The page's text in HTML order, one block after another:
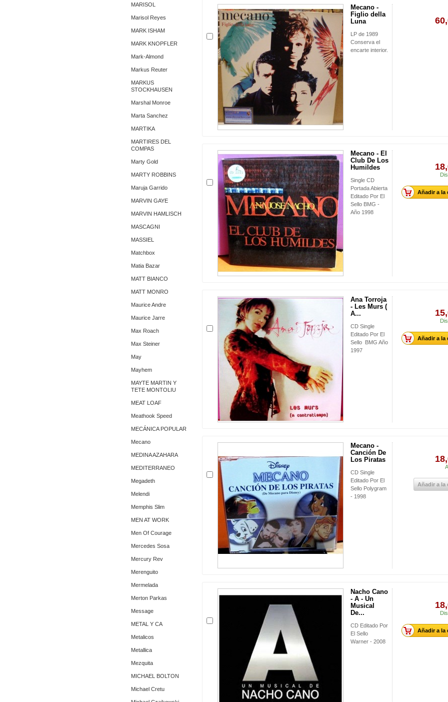
MARISOL
Marisol Reyes
MARK ISHAM
MARK KNOPFLER
Mark-Almond
Markus Reuter
MARKUS
STOCKHAUSEN
Marshal Monroe
Marta Sanchez
MARTIKA
MARTIRES DEL
COMPAS
Marty Gold
MARTY ROBBINS
Maruja Garrido
MARVIN GAYE
MARVIN HAMLISCH
MASCAGNI
MASSIEL
Matchbox
Matia Bazar
MATT BIANCO
MATT MONRO
Maurice Andre
Maurice Jarre
Max Roach
Max Steiner
May
Mayhem
MAYTE MARTIN Y
TETE MONTOLIU
MEAT LOAF
Meathook Speed
MECÁNICA POPULAR
Mecano
MEDINA AZAHARA
MEDITERRANEO
Megadeth
Melendi
Memphis Slim
MEN AT WORK
Men Of Courage
Mercedes Sosa
Mercury Rev
Merenguito
Mermelada
Merton Parkas
Message
METAL Y CA
Metalicos
Metallica
Mezquita
MICHAEL BOLTON
Michael Cretu
Mecano -
Figlio della
Luna
LP de 1989
Conserva el
encarte interior.
Mecano - El
Club De Los
Humildes
Single CD
Portada Abierta
Editado Por El
Sello BMG -
Año 1998
Añadir a la
Ana Torroja
- Les Murs (
A...
CD Single
Editado Por El
Sello BMG Año
1997
Añadir a la
Mecano -
Canción De
Los Piratas
CD Single
Editado Por El
Sello Polygram
- 1998
Añadir a la
Nacho Cano
- A - Un
Musical
De...
CD Editado Por
El Sello
Warner - 2008
Añadir a la